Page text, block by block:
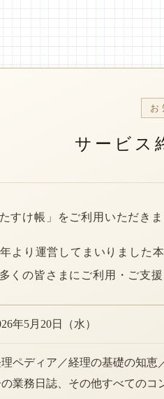
お
サービス
すけ帳」をご利用いただき
より運営してまいりました
くの皆さまにご利用・ご支
年5月20日（水）
ペディア／経理の基礎の知恵
業務日誌、その他すべてのコ